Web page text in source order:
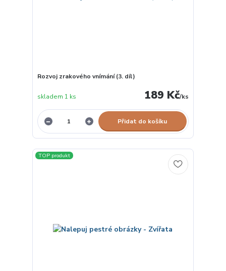
Rozvoj zrakového vnímání (3. díl)
189 Kč/ks
skladem 1 ks
Přidat do košíku
TOP produkt